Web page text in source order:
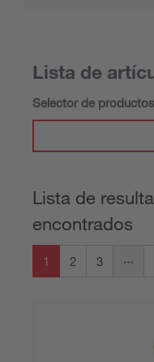
Lista de
Selector de productos
Lista de
encontrados
1 2 3